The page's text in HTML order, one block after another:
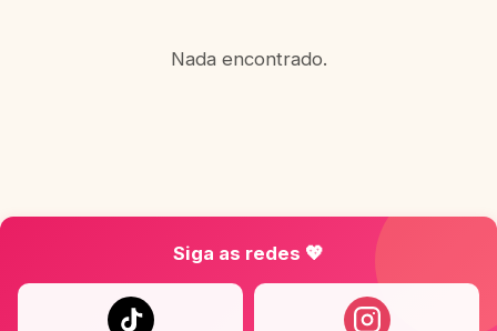
Nada encontrado.
Siga as redes 💖